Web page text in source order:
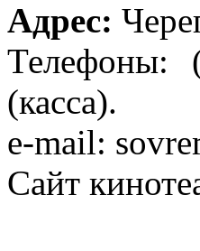
Адрес:
Телефоны:
(касса).
e-mail:
Сайт